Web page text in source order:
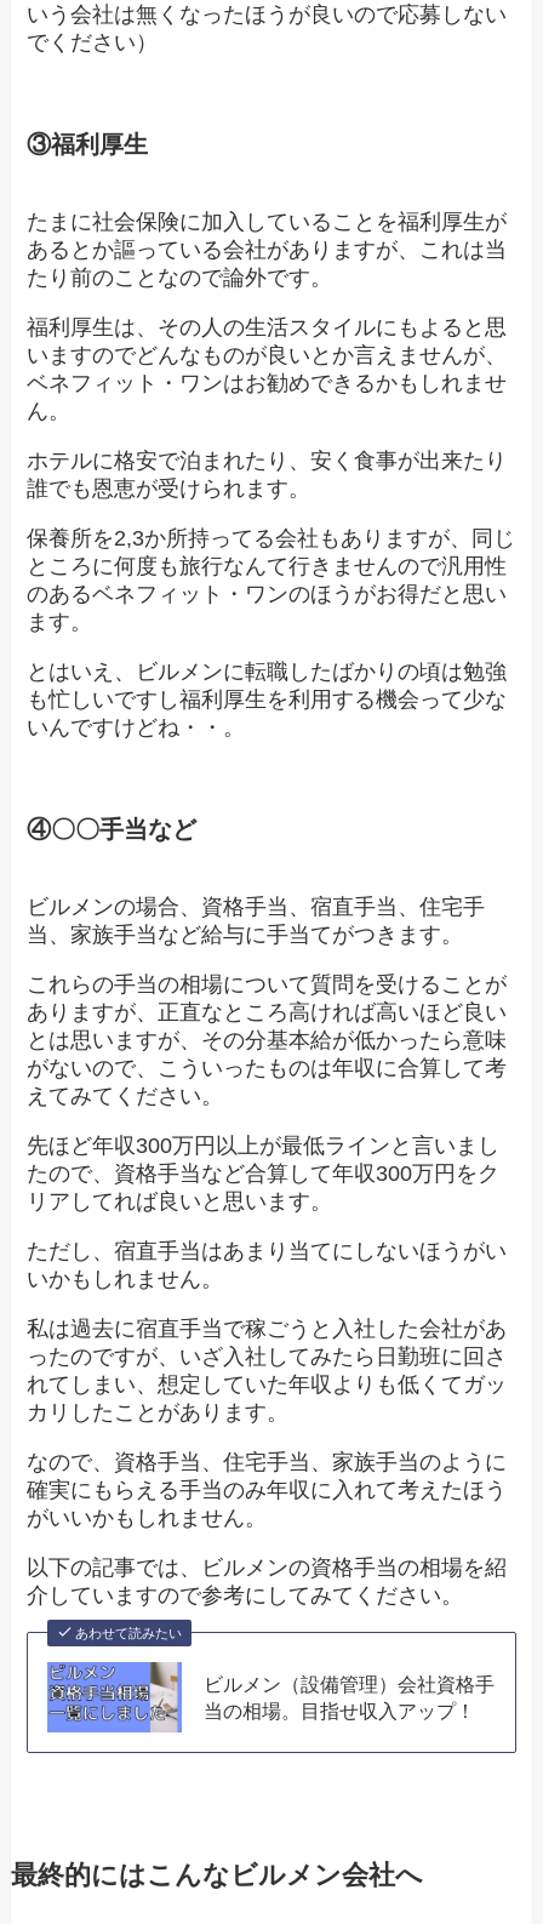
いう会社は無くなったほうが良いので応募しない
でください）
③福利厚生
たまに社会保険に加入していることを福利厚生が
あるとか謳っている会社がありますが、これは当
たり前のことなので論外です。
福利厚生は、その人の生活スタイルにもよると思
いますのでどんなものが良いとか言えませんが、
ベネフィット・ワンはお勧めできるかもしれませ
ん。
ホテルに格安で泊まれたり、安く食事が出来たり
誰でも恩恵が受けられます。
保養所を2,3か所持ってる会社もありますが、同じ
ところに何度も旅行なんて行きませんので汎用性
のあるベネフィット・ワンのほうがお得だと思い
ます。
とはいえ、ビルメンに転職したばかりの頃は勉強
も忙しいですし福利厚生を利用する機会って少な
いんですけどね・・。
④〇〇手当など
ビルメンの場合、資格手当、宿直手当、住宅手
当、家族手当など給与に手当てがつきます。
これらの手当の相場について質問を受けることが
ありますが、正直なところ高ければ高いほど良い
とは思いますが、その分基本給が低かったら意味
がないので、こういったものは年収に合算して考
えてみてください。
先ほど年収300万円以上が最低ラインと言いまし
たので、資格手当など合算して年収300万円をク
リアしてれば良いと思います。
ただし、宿直手当はあまり当てにしないほうがい
いかもしれません。
私は過去に宿直手当で稼ごうと入社した会社があ
ったのですが、いざ入社してみたら日勤班に回さ
れてしまい、想定していた年収よりも低くてガッ
カリしたことがあります。
なので、資格手当、住宅手当、家族手当のように
確実にもらえる手当のみ年収に入れて考えたほう
がいいかもしれません。
以下の記事では、ビルメンの資格手当の相場を紹
介していますので参考にしてみてください。
あわせて読みたい
ビルメン（設備管理）会社資格手
当の相場。目指せ収入アップ！
最終的にはこんなビルメン会社へ